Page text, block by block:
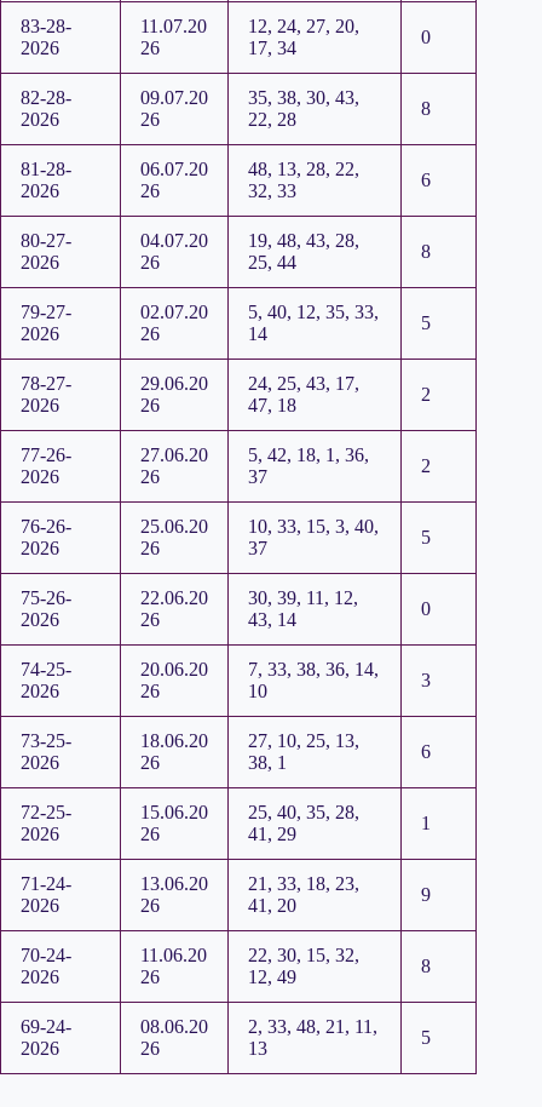
83-28-
2026
11.07.20
26
12, 24, 27, 20,
17, 34
0
82-28-
2026
09.07.20
26
35, 38, 30, 43,
22, 28
8
81-28-
2026
06.07.20
26
48, 13, 28, 22,
32, 33
6
80-27-
2026
04.07.20
26
19, 48, 43, 28,
25, 44
8
79-27-
2026
02.07.20
26
5, 40, 12, 35, 33,
14
5
78-27-
2026
29.06.20
26
24, 25, 43, 17,
47, 18
2
77-26-
2026
27.06.20
26
5, 42, 18, 1, 36,
37
2
76-26-
2026
25.06.20
26
10, 33, 15, 3, 40,
37
5
75-26-
2026
22.06.20
26
30, 39, 11, 12,
43, 14
0
74-25-
2026
20.06.20
26
7, 33, 38, 36, 14,
10
3
73-25-
2026
18.06.20
26
27, 10, 25, 13,
38, 1
6
72-25-
2026
15.06.20
26
25, 40, 35, 28,
41, 29
1
71-24-
2026
13.06.20
26
21, 33, 18, 23,
41, 20
9
70-24-
2026
11.06.20
26
22, 30, 15, 32,
12, 49
8
69-24-
2026
08.06.20
26
2, 33, 48, 21, 11,
13
5